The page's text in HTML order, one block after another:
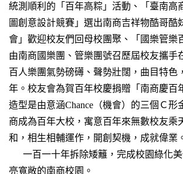
統測順利的「百年高粽」活動、「臺南高
圖創意設計競賽」選出南商吉祥物酷哥酷
會」歡迎校友們回母校團聚、「國樂管樂
由南商國樂團、管樂團號召歷屆校友攜手
百人樂團氣勢磅礡、聲勢壯闊，曲目特色
年。校友會為賀百年校慶捐贈「南商慶百
造型是由意涵Chance（機會）的三個Ｃ形
商成為百年大校，寓意百年來無數校友乘
和，相生相輔運作，開創契機，成就偉業
一百一十年拆除矮籬，完成校園綠化美
亮寬敞的南商校園。